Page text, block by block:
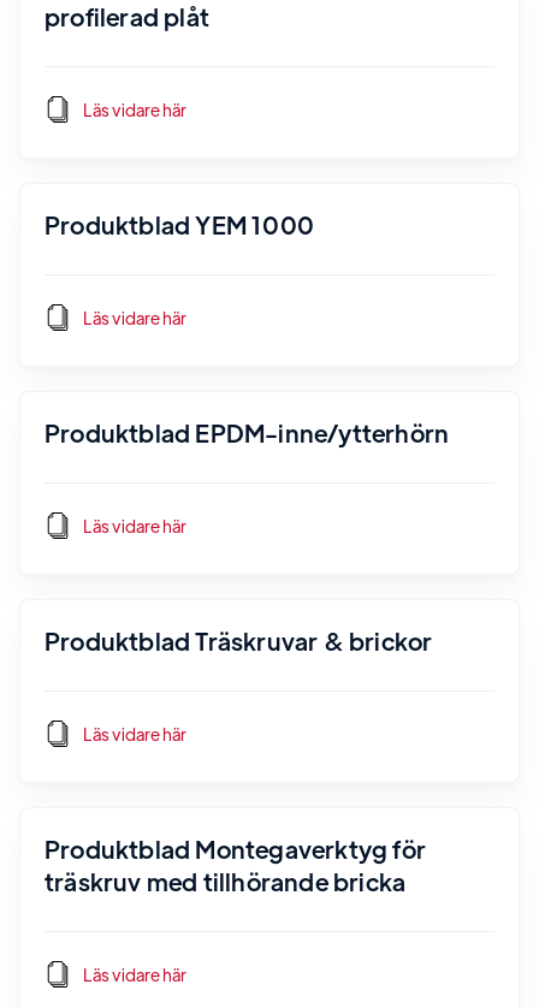
profilerad plåt
Läs vidare här
Produktblad YEM 1000
Läs vidare här
Produktblad EPDM-inne/ytterhörn
Läs vidare här
Produktblad Träskruvar & brickor
Läs vidare här
Produktblad Montegaverktyg för
träskruv med tillhörande bricka
Läs vidare här